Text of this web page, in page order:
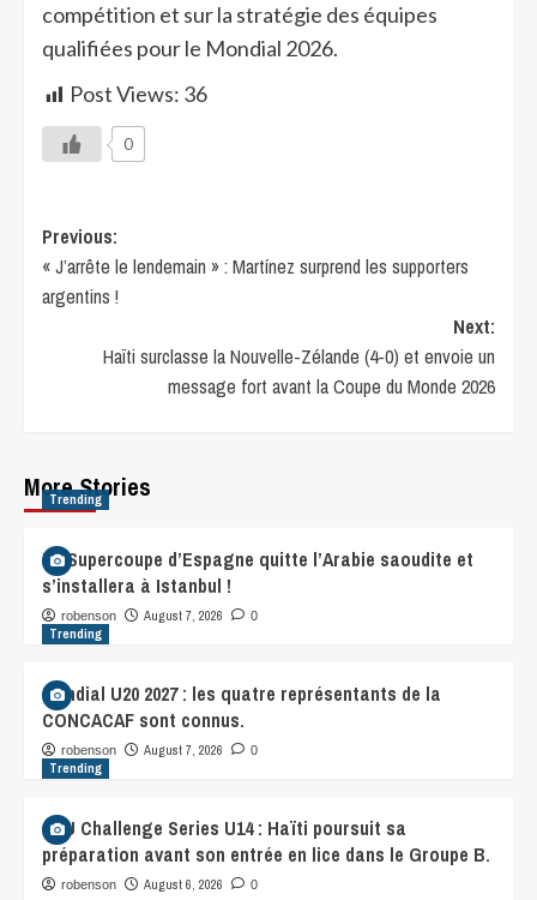
compétition et sur la stratégie des équipes
qualifiées pour le Mondial 2026.
Post Views: 36
0
Previous:
« J’arrête le lendemain » : Martínez surprend les supporters
argentins !
Next:
Haïti surclasse la Nouvelle-Zélande (4-0) et envoie un
message fort avant la Coupe du Monde 2026
More Stories
Trending
La Supercoupe d’Espagne quitte l’Arabie saoudite et
s’installera à Istanbul !
robenson August 7, 2026 0
Trending
Mondial U20 2027 : les quatre représentants de la
CONCACAF sont connus.
robenson August 7, 2026 0
Trending
CFU Challenge Series U14 : Haïti poursuit sa
préparation avant son entrée en lice dans le Groupe B.
robenson August 6, 2026 0